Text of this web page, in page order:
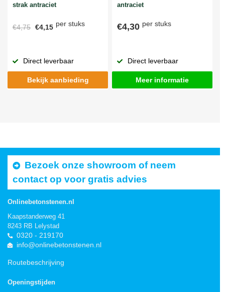
strak antraciet
€4,75 €4,15 per stuks
Direct leverbaar
Bekijk aanbieding
antraciet
€4,30 per stuks
Direct leverbaar
Meer informatie
Bezoek onze showroom of neem
contact op voor gratis advies
Onlinebetonstenen.nl
Kaapstanderweg 41
8243 RB Lelystad
0320 - 219170
info@onlinebetonstenen.nl
Routebeschrijving
Openingstijden